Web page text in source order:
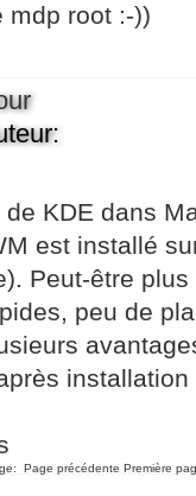
mdp root :-))
KDE dans
est installé
Peut-être
peu de
Page précédente Première